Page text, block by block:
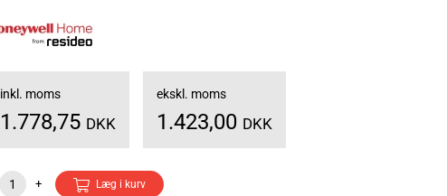
inkl. moms
1.778,75 DKK
ekskl. moms
1.423,00 DKK
+ Læg i kurv